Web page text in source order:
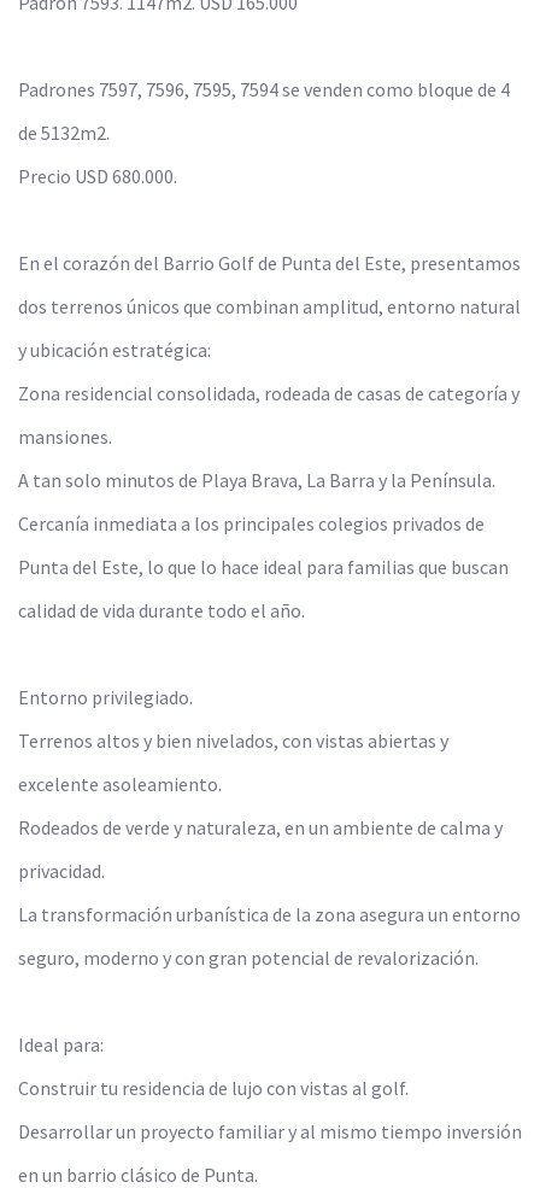
Padrones 7597, 7596, 7595, 7594 se venden como bloque de 4
de 5132m2.
Precio USD 680.000.
En el corazón del Barrio Golf de Punta del Este, presentamos
dos terrenos únicos que combinan amplitud, entorno natural
y ubicación estratégica:
Zona residencial consolidada, rodeada de casas de categoría y
mansiones.
A tan solo minutos de Playa Brava, La Barra y la Península.
Cercanía inmediata a los principales colegios privados de
Punta del Este, lo que lo hace ideal para familias que buscan
calidad de vida durante todo el año.
Entorno privilegiado.
Terrenos altos y bien nivelados, con vistas abiertas y
excelente asoleamiento.
Rodeados de verde y naturaleza, en un ambiente de calma y
privacidad.
La transformación urbanística de la zona asegura un entorno
seguro, moderno y con gran potencial de revalorización.
Ideal para:
Construir tu residencia de lujo con vistas al golf.
Desarrollar un proyecto familiar y al mismo tiempo inversión
en un barrio clásico de Punta.